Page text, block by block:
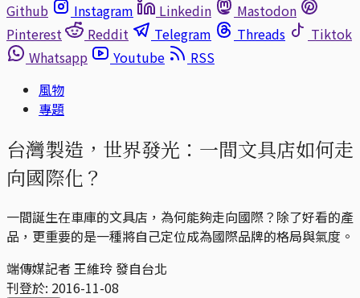
Github
Instagram Linkedin
Mastodon
Pinterest
Reddit Telegram Threads
Tiktok
Whatsapp
Youtube
RSS
風物
專題
台灣製造，世界發光：一間文具店如何走
向國際化？
一間誕生在車庫的文具店，為何能夠走向國際？除了好看的產
品，更重要的是一種將自己定位成為國際品牌的格局與氣度。
端傳媒記者 王維玲 發自台北
刊登於: 2016-11-08